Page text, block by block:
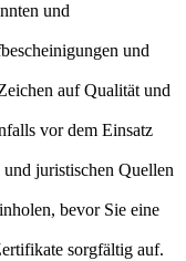
und
und
auf Qualität und
vor dem Einsatz
juristischen Quellen
bevor Sie eine
sorgfältig auf.